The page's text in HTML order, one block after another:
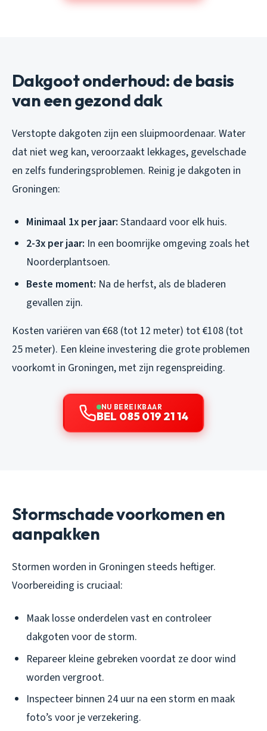
Dakgoot onderhoud: de basis
van een gezond dak
Verstopte dakgoten zijn een sluipmoordenaar. Water
dat niet weg kan, veroorzaakt lekkages, gevelschade
en zelfs funderingsproblemen. Reinig je dakgoten in
Groningen:
Minimaal 1x per jaar: Standaard voor elk huis.
2-3x per jaar: In een boomrijke omgeving zoals het
Noorderplantsoen.
Beste moment: Na de herfst, als de bladeren
gevallen zijn.
Kosten variëren van €68 (tot 12 meter) tot €108 (tot
25 meter). Een kleine investering die grote problemen
voorkomt in Groningen, met zijn regenspreiding.
NU BEREIKBAAR
BEL 085 019 21 14
Stormschade voorkomen en
aanpakken
Stormen worden in Groningen steeds heftiger.
Voorbereiding is cruciaal:
Maak losse onderdelen vast en controleer
dakgoten voor de storm.
Repareer kleine gebreken voordat ze door wind
worden vergroot.
Inspecteer binnen 24 uur na een storm en maak
foto’s voor je verzekering.